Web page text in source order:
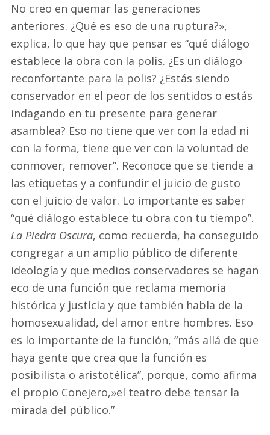
No creo en quemar las generaciones
anteriores. ¿Qué es eso de una ruptura?»,
explica, lo que hay que pensar es “qué diálogo
establece la obra con la polis. ¿Es un diálogo
reconfortante para la polis? ¿Estás siendo
conservador en el peor de los sentidos o estás
indagando en tu presente para generar
asamblea? Eso no tiene que ver con la edad ni
con la forma, tiene que ver con la voluntad de
conmover, remover”. Reconoce que se tiende a
las etiquetas y a confundir el juicio de gusto
con el juicio de valor. Lo importante es saber
“qué diálogo establece tu obra con tu tiempo”.
La Piedra Oscura, como recuerda, ha conseguido
congregar a un amplio público de diferente
ideología y que medios conservadores se hagan
eco de una función que reclama memoria
histórica y justicia y que también habla de la
homosexualidad, del amor entre hombres. Eso
es lo importante de la función, “más allá de que
haya gente que crea que la función es
posibilista o aristotélica”, porque, como afirma
el propio Conejero,»el teatro debe tensar la
mirada del público.”